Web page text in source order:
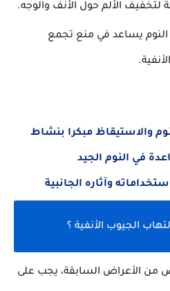
لتخفيف الألم حول الأنف والوجه.
النوم يساعد في منع تجمع
والاستيقاظ مبكرا بنشاط
في النوم الجيد
وآثاره الجانبية
الجيوب الأنفية ؟
من الأعراض السابقة، يجب على